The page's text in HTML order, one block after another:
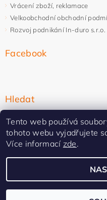
Vrácení zboží, reklamace
Velkoobchodní obchodní
Rozvoj podnikání In-duro
Facebook
Hledat
2026 ©In-duro, všechna práva
Tento web používá
tohoto webu vyjadřujete
Více informací zde.